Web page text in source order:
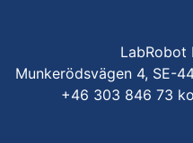
LabRobot
Munkerödsvägen 4, SE-
+46 303 846 73